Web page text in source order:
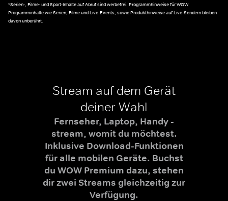
*Serien-, Filme- und Sport-Inhalte auf Abruf sind werbefrei. Programmhinweise für WOW
Programminhalte wie Serien, Filme und Live-Events, sowie Produkthinweise auf Live-Sendern bleiben
davon unberührt.
Stream auf dem Gerät
deiner Wahl
Fernseher, Laptop, Handy -
stream, womit du möchtest.
Inklusive Download-Funktionen
für alle mobilen Geräte. Buchst
du WOW Premium dazu, stehen
dir zwei Streams gleichzeitig zur
Verfügung.